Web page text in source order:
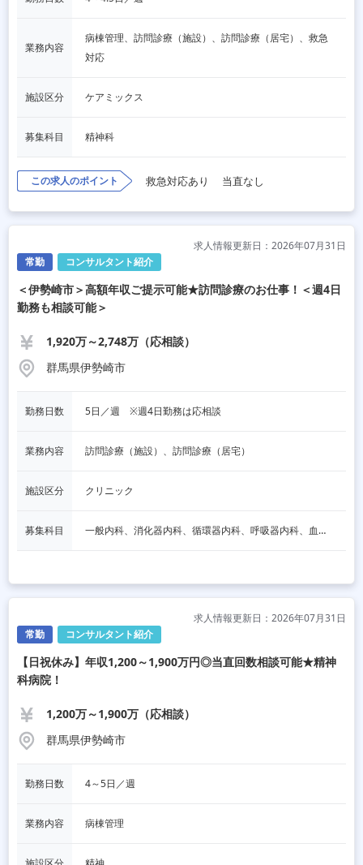
業務内容
病棟管理、訪問診療（施設）、訪問診療（居宅）、救急
対応
施設区分 ケアミックス
募集科目 精神科
この求人のポイント 救急対応あり 当直なし
常勤 コンサルタント紹介
求人情報更新日：2026年07月31日
＜伊勢崎市＞高額年収ご提示可能★訪問診療のお仕事！＜週4日
勤務も相談可能＞
1,920万～2,748万（応相談）
群馬県伊勢崎市
勤務日数 5日／週　※週4日勤務は応相談
業務内容 訪問診療（施設）、訪問診療（居宅）
施設区分 クリニック
募集科目 一般内科、消化器内科、循環器内科、呼吸器内科、血液内科、脳神経内科、内分泌内科、老人内科、一般外科、消化器外科、その他
常勤 コンサルタント紹介
求人情報更新日：2026年07月31日
【日祝休み】年収1,200～1,900万円◎当直回数相談可能★精神
科病院！
1,200万～1,900万（応相談）
群馬県伊勢崎市
勤務日数 4～5日／週
業務内容 病棟管理